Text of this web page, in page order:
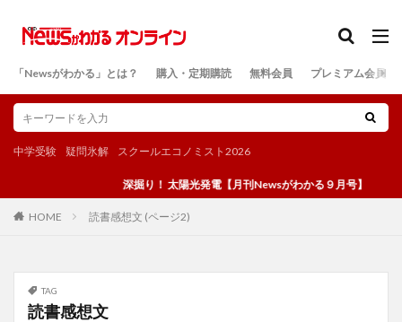
「Newsがわかる」とは？ 購入・定期購読 無料会員 プレミアム会員
中学受験 疑問氷解 スクールエコノミスト2026
深掘り！ 太陽光発電【月刊Newsがわかる９月号】
HOME 読書感想文 (ページ2)
TAG
読書感想文
検索